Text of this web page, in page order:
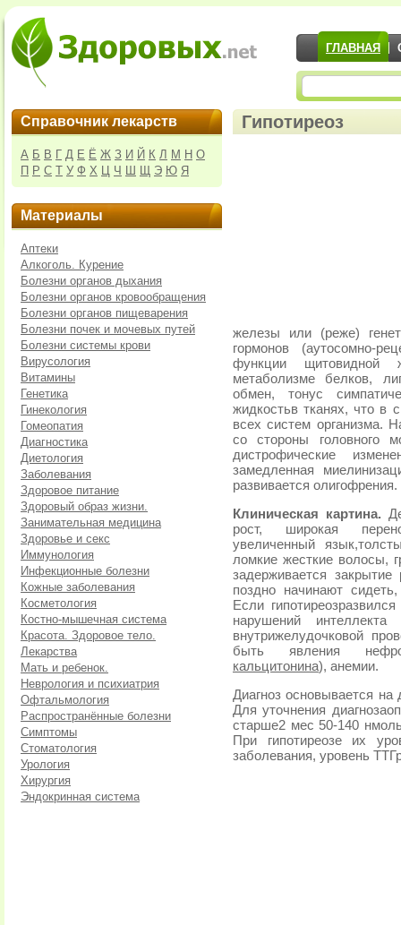
ГЛАВНАЯ
Справочник лекарств
А Б В Г Д Е Ё Ж З И Й К Л М Н О
П Р С Т У Ф Х Ц Ч Ш Щ Э Ю Я
Материалы
Аптеки
Алкоголь. Курение
Болезни органов дыхания
Болезни органов кровообращения
Болезни органов пищеварения
Болезни почек и мочевых путей
Болезни системы крови
Вирусология
Витамины
Генетика
Гинекология
Гомеопатия
Диагностика
Диетология
Заболевания
Здоровое питание
Здоровый образ жизни.
Занимательная медицина
Здоровье и секс
Иммунология
Инфекционные болезни
Кожные заболевания
Косметология
Костно-мышечная система
Красота. Здоровое тело.
Лекарства
Мать и ребенок.
Неврология и психиатрия
Офтальмология
Распространённые болезни
Симптомы
Стоматология
Урология
Хирургия
Эндокринная система
Гипотиреоз
железы или (реже)
гормонов (аутосомно-
функции щитовидной
метаболизме белков,
обмен, тонус
жидкостьв тканях, что в
всех систем организма.
со стороны головного
дистрофические
замедленная
развивается олигофрения.
Клиническая картина.
рост, широкая
увеличенный
ломкие жесткие волосы,
задерживается
поздно начинают сидеть,
Если
нарушений
внутрижелудочковой
быть явления
кальцитонина), анемии.
Диагноз основывается
Для уточнения
старше2 мес 50-140
При гипотиреозе их
заболевания, уровень